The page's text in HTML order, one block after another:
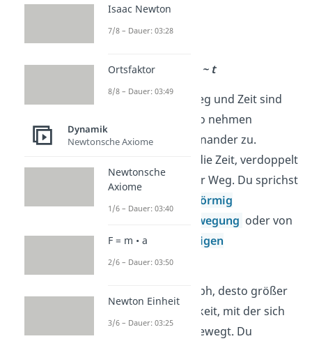
eine Gerade
Dabei gilt:
s ~ t
Das bedeutet, Weg und Zeit sind
proportional, also nehmen
gleichmäßig zueinander zu.
Verdoppelt sich die Zeit, verdoppelt
sich also auch der Weg. Du sprichst
gleichförmig
geradlinigen Bewegung oder von
einergleichförmigen
Kreisbewegung
Je steiler der Graph, desto größer
die Geschwindigkeit, mit der sich
der Körper fortbewegt. Du
Isaac Newton
7/8 – Dauer: 03:28
Ortsfaktor
8/8 – Dauer: 03:49
Dynamik
Newtonsche Axiome
Newtonsche
Axiome
1/6 – Dauer: 03:40
F = m • a
2/6 – Dauer: 03:50
Newton Einheit
3/6 – Dauer: 03:25